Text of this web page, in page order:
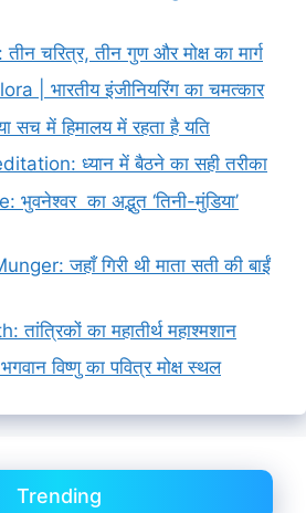
चरित्र, तीन गुण और मोक्ष का मार्ग
| भारतीय इंजीनियरिंग का चमत्कार
में हिमालय में रहता है यति
ध्यान में बैठने का सही तरीका
का अद्भुत ‘तिनी-मुंडिया’
जहाँ गिरी थी माता सती की बाईं
का महातीर्थ महाश्मशान
विष्णु का पवित्र मोक्ष स्थल
Trending